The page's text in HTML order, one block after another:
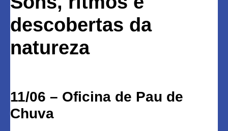
descobertas da
natureza
11/06 – Oficina de Pau de
Chuva